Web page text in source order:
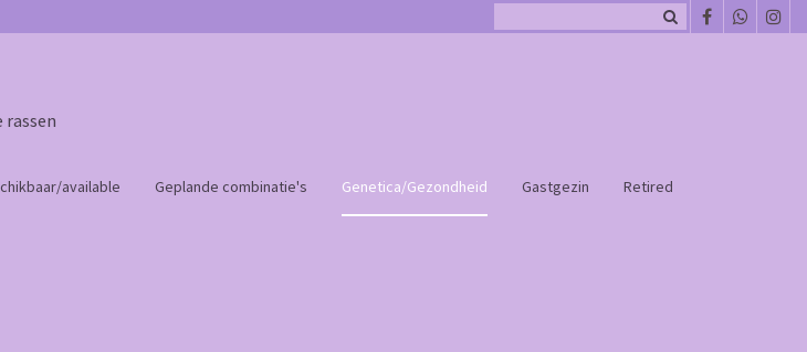
available Geplande combinatie's Genetica/Gezondheid Gastgezin Retired